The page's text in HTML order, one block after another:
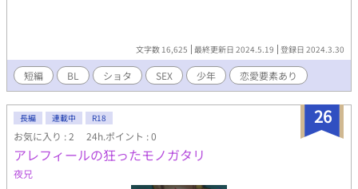
文字数 16,625 最終更新日 2024.5.19 登録日 2024.3.30
短編 BL ショタ SEX 少年 恋愛要素あり
26
長編 連載中 R18
お気に入り : 2 24h.ポイント : 0
アレフィールの狂ったモノガタリ
夜兄